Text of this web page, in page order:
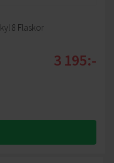
8 Flaskor
3 195:-